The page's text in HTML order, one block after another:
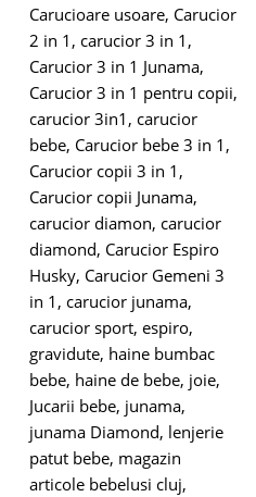
Carucioare usoare, Carucior
2 in 1 , carucior 3 in 1 ,
Carucior 3 in 1 Junama,
Carucior 3 in 1 pentru copii,
carucior 3in1 , carucior
bebe, Carucior bebe 3 in 1 ,
Carucior copii 3 in 1 ,
Carucior copii Junama,
carucior diamon, carucior
diamond, Carucior Espiro
Husky, Carucior Gemeni 3
in 1 , carucior junama,
carucior sport, espiro,
gravidute, haine bumbac
bebe, haine de bebe, joie,
Jucarii bebe, junama,
junama Diamond, lenjerie
patut bebe, magazin
articole bebelusi cluj,